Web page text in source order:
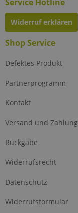
Widerruf erklären
Shop Service
Defektes Produkt
Partnerprogramm
Kontakt
Versand und Zahlung
Rückgabe
Widerrufsrecht
Datenschutz
Widerrufsformular